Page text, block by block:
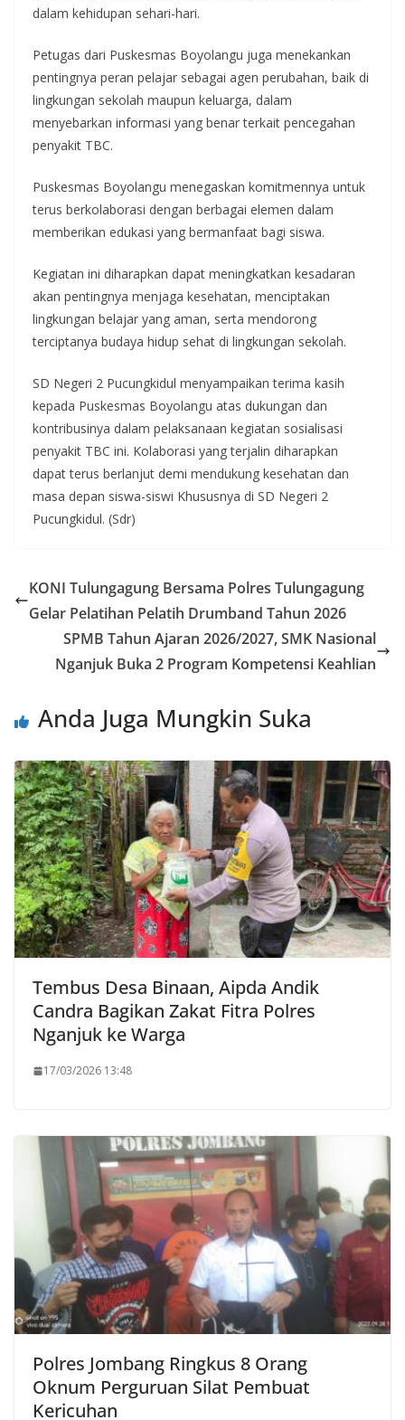
dalam kehidupan sehari-hari.
Petugas dari Puskesmas Boyolangu juga menekankan
pentingnya peran pelajar sebagai agen perubahan, baik di
lingkungan sekolah maupun keluarga, dalam
menyebarkan informasi yang benar terkait pencegahan
penyakit TBC.
Puskesmas Boyolangu menegaskan komitmennya untuk
terus berkolaborasi dengan berbagai elemen dalam
memberikan edukasi yang bermanfaat bagi siswa.
Kegiatan ini diharapkan dapat meningkatkan kesadaran
akan pentingnya menjaga kesehatan, menciptakan
lingkungan belajar yang aman, serta mendorong
terciptanya budaya hidup sehat di lingkungan sekolah.
SD Negeri 2 Pucungkidul menyampaikan terima kasih
kepada Puskesmas Boyolangu atas dukungan dan
kontribusinya dalam pelaksanaan kegiatan sosialisasi
penyakit TBC ini. Kolaborasi yang terjalin diharapkan
dapat terus berlanjut demi mendukung kesehatan dan
masa depan siswa-siswi Khususnya di SD Negeri 2
Pucungkidul. (Sdr)
KONI Tulungagung Bersama Polres Tulungagung
Gelar Pelatihan Pelatih Drumband Tahun 2026
SPMB Tahun Ajaran 2026/2027, SMK Nasional
Nganjuk Buka 2 Program Kompetensi Keahlian
Anda Juga Mungkin Suka
Tembus Desa Binaan, Aipda Andik
Candra Bagikan Zakat Fitra Polres
Nganjuk ke Warga
17/03/2026 13:48
Polres Jombang Ringkus 8 Orang
Oknum Perguruan Silat Pembuat
Kericuhan